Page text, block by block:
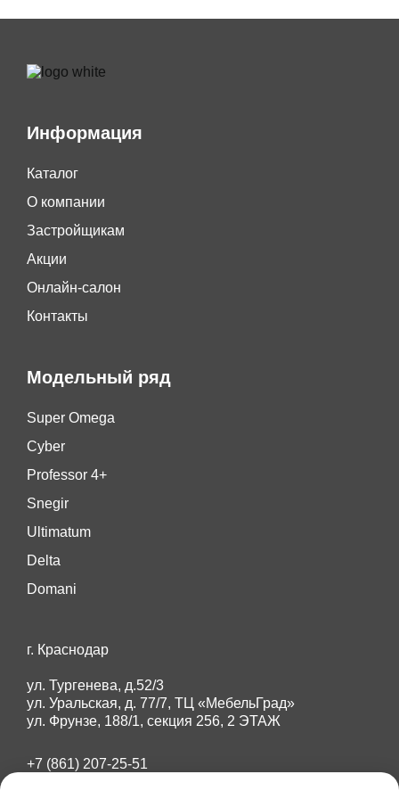
Информация
Каталог
О компании
Застройщикам
Акции
Онлайн-салон
Контакты
Модельный ряд
Super Omega
Cyber
Professor 4+
Snegir
Ultimatum
Delta
Domani
г. Краснодар
ул. Тургенева, д.52/3
ул. Уральская, д. 77/7, ТЦ «МебельГрад»
ул. Фрунзе, 188/1, секция 256, 2 ЭТАЖ
+7 (861) 207-25-51